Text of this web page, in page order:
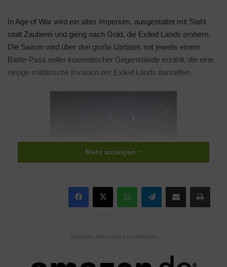
In Age of War wird ein altes Imperium, ausgestattet mit Stahl
statt Zauberei und gierig nach Gold, die Exiled Lands erobern.
Die Saison wird über drei große Updates mit jeweils einem
Battle-Pass voller kosmetischer Gegenstände erzählt, die eine
riesige militärische Invasion der Exiled Lands darstellen.
Age of Sorcery führte in weniger als einem Jahr bereits eine
Hexerei-System, Überarbeitungen des Bausystems und der
Mehr anzeigen
Telegram
Entdecke tolle Games bei Amazon!